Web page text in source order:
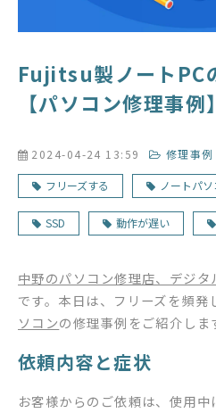
Fujitsu製ノートPC
【パソコン修理事例】
2024-04-24 13:59 修理事例
フリーズする ノートパ
SSD 動作が遅い
中野のパソコン修理店、デジ
です。本日は、フリーズを頻発
ソコンの修理事例をご紹介しま
依頼内容と症状
お客様からのご依頼は、使用